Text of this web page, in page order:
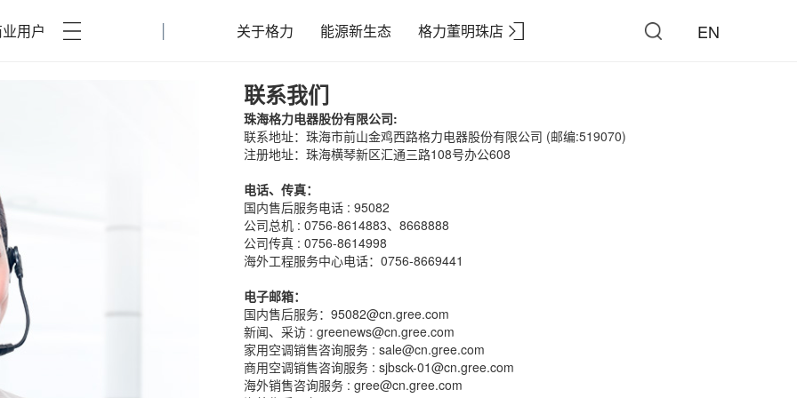
用户 | 关于格力 能源新生态 格力董明珠店 EN
联系我们
珠海格力电器股份有限公司:
联系地址：珠海市前山金鸡西路格力电器股份有限公司 (邮编:519070)
注册地址：珠海横琴新区汇通三路108号办公608
电话、传真：
国内售后服务电话 : 95082
公司总机 : 0756-8614883、8668888
公司传真 : 0756-8614998
海外工程服务中心电话：0756-8669441
电子邮箱：
国内售后服务：95082@cn.gree.com
新闻、采访 : greenews@cn.gree.com
家用空调销售咨询服务 : sale@cn.gree.com
商用空调销售咨询服务 : sjbsck-01@cn.gree.com
海外销售咨询服务 : gree@cn.gree.com